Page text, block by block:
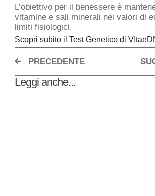
L’obiettivo per il benessere è
vitamine e sali minerali nei valori di
limiti fisiologici.
Scopri subito il Test Genetico di
PRECEDENTE
Leggi anche...